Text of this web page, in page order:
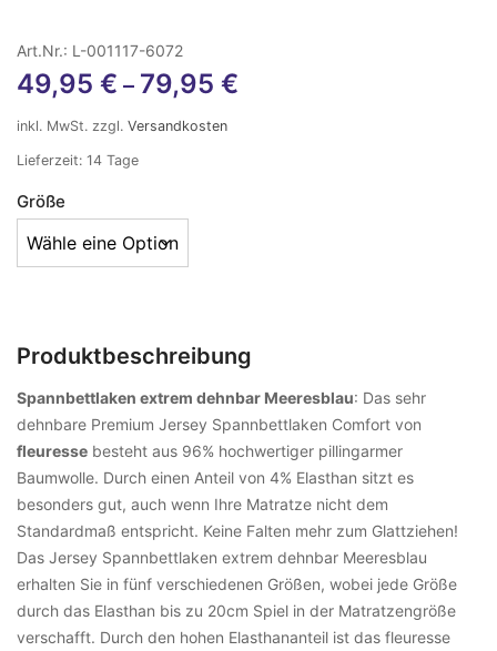
Art.Nr.: L-001117-6072
49,95 € – 79,95 €
inkl. MwSt. zzgl. Versandkosten
Lieferzeit: 14 Tage
Größe
Produktbeschreibung
Spannbettlaken extrem dehnbar Meeresblau: Das sehr
dehnbare Premium Jersey Spannbettlaken Comfort von
fleuresse besteht aus 96% hochwertiger pillingarmer
Baumwolle. Durch einen Anteil von 4% Elasthan sitzt es
besonders gut, auch wenn Ihre Matratze nicht dem
Standardmaß entspricht. Keine Falten mehr zum Glattziehen!
Das Jersey Spannbettlaken extrem dehnbar Meeresblau
erhalten Sie in fünf verschiedenen Größen, wobei jede Größe
durch das Elasthan bis zu 20cm Spiel in der Matratzengröße
verschafft. Durch den hohen Elasthananteil ist das fleuresse